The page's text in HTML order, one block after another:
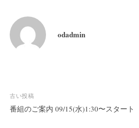
odadmin
投
稿
古い投稿
番組のご案内 09/15(水)1:30〜スタート